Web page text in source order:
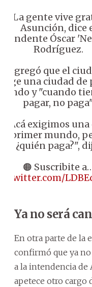
🔴 La gente vive
Asunción, dice
Óscar
Rodríguez.
Agregó que el
una ciudad de
y "cuando
pagar, no
"Acá exigimos una
primer mundo,
¿quién paga?",
🟠 Suscribite
Ya no será
En otra parte de la
confirmó que ya
a la intendencia de
apetece otro cargo